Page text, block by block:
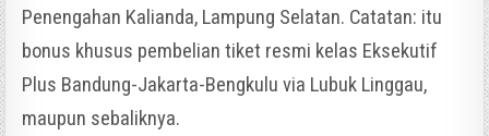
Penengahan Kalianda, Lampung Selatan. Catatan: itu
bonus khusus pembelian tiket resmi kelas Eksekutif
Plus Bandung-Jakarta-Bengkulu via Lubuk Linggau,
maupun sebaliknya.